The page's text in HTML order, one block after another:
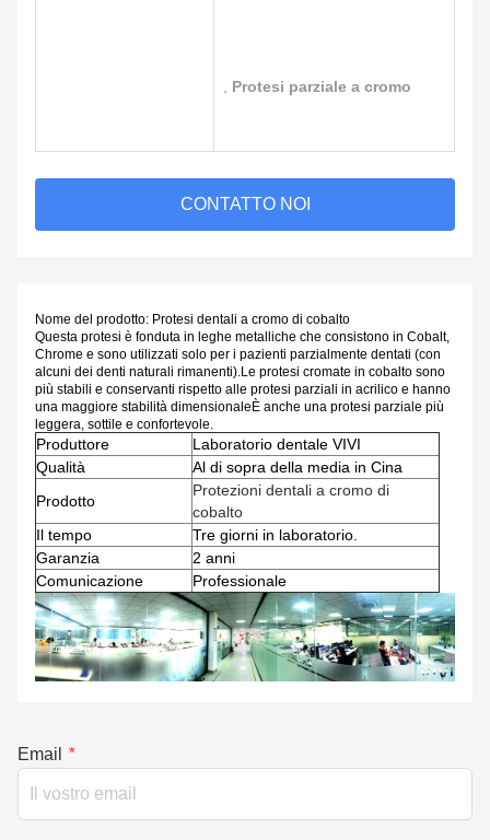
Protesi parziale a cromo
CONTATTO NOI
Nome del prodotto: Protesi dentali a cromo di cobalto
Questa protesi è fonduta in leghe metalliche che consistono in Cobalt,
Chrome e sono utilizzati solo per i pazienti parzialmente dentati (con
alcuni dei denti naturali rimanenti).Le protesi cromate in cobalto sono
più stabili e conservanti rispetto alle protesi parziali in acrilico e hanno
una maggiore stabilità dimensionaleÈ anche una protesi parziale più
leggera, sottile e confortevole.
Produttore
Laboratorio dentale VIVI
Qualità
Al di sopra della media in Cina
Prodotto
Protezioni dentali a cromo di
cobalto
Il tempo
Tre giorni in laboratorio.
Garanzia
2 anni
Comunicazione
Professionale
Email *